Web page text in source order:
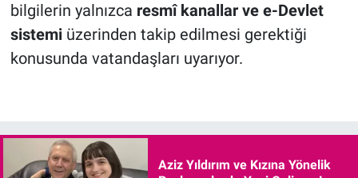
bilgilerin yalnızca resmî kanallar ve e-Devlet
sistemiüzerinden takip edilmesi gerektiği
konusunda vatandaşları uyarıyor.
Aziz Yıldırım ve Kızına Yönelik